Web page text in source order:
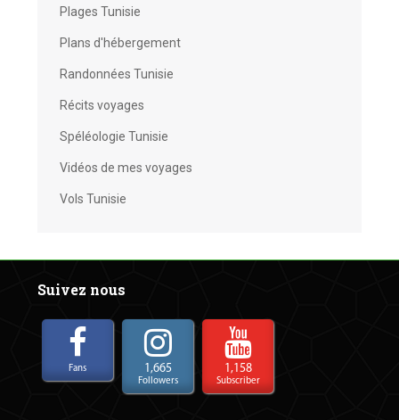
Plages Tunisie
Plans d'hébergement
Randonnées Tunisie
Récits voyages
Spéléologie Tunisie
Vidéos de mes voyages
Vols Tunisie
Suivez nous
Fans 1,665
Followers
1,158
Subscriber